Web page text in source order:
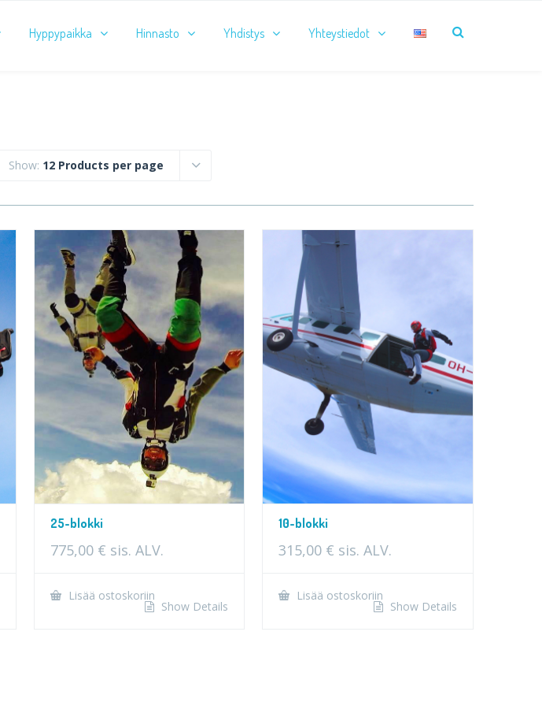
Hyppypaikka Hinnasto Yhdistys Yhteystiedot
Show: 12 Products per page
25-blokki
775,00 € sis. ALV.
Lisää ostoskoriin
Show Details
10-blokki
315,00 € sis. ALV.
Lisää ostoskoriin
Show Details